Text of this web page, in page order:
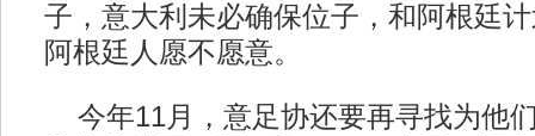
子，意大利未必确保位子，和阿根廷
阿根廷人愿不愿意。
今年11月，意足协还要再寻找为他